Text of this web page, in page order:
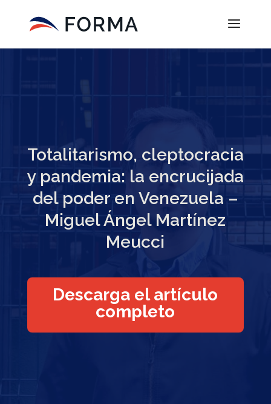
Totalitarismo, cleptocracia
y pandemia: la encrucijada
del poder en Venezuela –
Miguel Ángel Martínez
Meucci
Descarga el artículo
completo